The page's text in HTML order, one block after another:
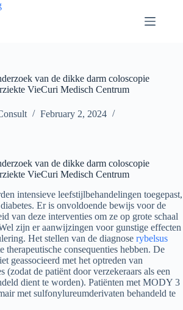
van de dikke darm coloscopie
VieCuri Medisch Centrum
February 2, 2024
van de dikke darm coloscopie
VieCuri Medisch Centrum
intensieve leefstijlbehandelingen toegepast,
Er is onvoldoende bewijs voor de
van deze interventies om ze op grote schaal
zijn er aanwijzingen voor gunstige effecten
Het stellen van de diagnose rybelsus
consequenties hebben. De
geassocieerd met het optreden van
(zodat de patiënt door verzekeraars als een
dient te worden). Patiënten met MODY 3
met sulfonylureumderivaten behandeld te